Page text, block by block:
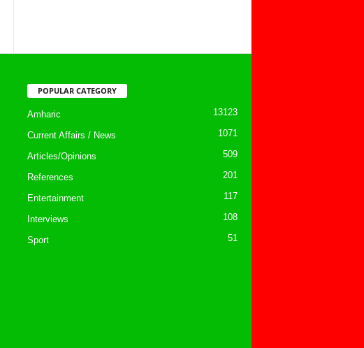
POPULAR CATEGORY
Amharic 13123
Current Affairs / News 1071
Articles/Opinions 509
References 201
Entertainment 117
Interviews 108
Sport 51